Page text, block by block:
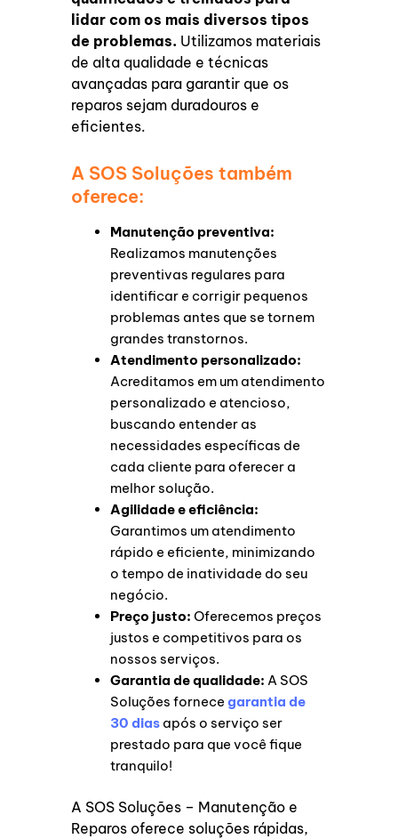
lidar com os mais diversos tipos
de problemas. Utilizamos materiais
de alta qualidade e técnicas
avançadas para garantir que os
reparos sejam duradouros e
eficientes.
A SOS Soluções também
oferece:
Manutenção preventiva:
Realizamos manutenções
preventivas regulares para
identificar e corrigir pequenos
problemas antes que se tornem
grandes transtornos.
Atendimento personalizado:
Acreditamos em um atendimento
personalizado e atencioso,
buscando entender as
necessidades específicas de
cada cliente para oferecer a
melhor solução.
Agilidade e eficiência:
Garantimos um atendimento
rápido e eficiente, minimizando
o tempo de inatividade do seu
negócio.
Preço justo: Oferecemos preços
justos e competitivos para os
nossos serviços.
Garantia de qualidade:A SOS
Soluções fornece garantia de
30 dias após o serviço ser
prestado para que você fique
tranquilo!
A SOS Soluções – Manutenção e
Reparos oferece soluções rápidas,